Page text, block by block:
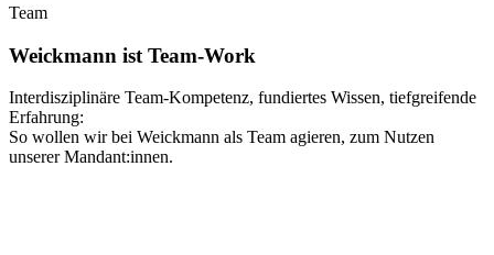
Team
Weickmann ist Team-Work
Interdisziplinäre Team-Kompetenz, fundiertes Wissen, tiefgreifende
Erfahrung:
So wollen wir bei Weickmann als Team agieren, zum Nutzen
unserer Mandant:innen.